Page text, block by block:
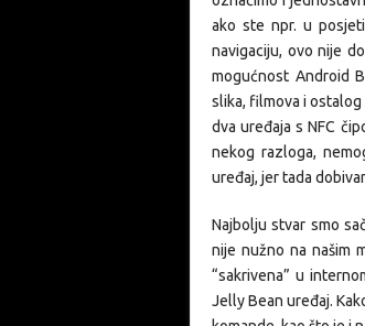
ako ste npr. u
navigaciju, ovo nije
mogućnost Android
slika, filmova i
dva uređaja s NFC
nekog razloga,
uređaj, jer tada
Najbolju stvar smo
nije nužno na našim
“sakrivena” u
Jelly Bean uređaj.